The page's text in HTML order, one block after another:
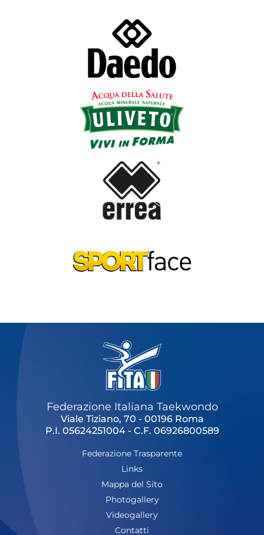
Federazione Italiana Taekwondo
Viale Tiziano, 70 - 00196 Roma
P.I. 05624251004 - C.F. 06926800589
Federazione Trasparente
Links
Mappa del Sito
Photogallery
Videogallery
Contatti